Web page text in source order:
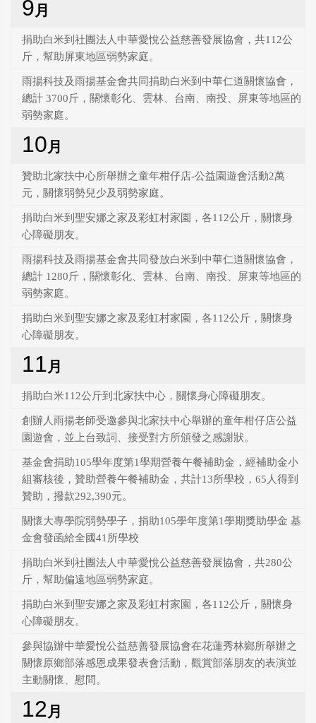
9月
捐助白米到社團法人中華愛悅公益慈善發展協會，共112公
斤，幫助屏東地區弱勢家庭。
雨揚科技及雨揚基金會共同捐助白米到中華仁道關懷協會，
總計 3700斤，關懷彰化、雲林、台南、南投、屏東等地區的
弱勢家庭。
10月
贊助北家扶中心所舉辦之童年柑仔店-公益園遊會活動2萬
元，關懷弱勢兒少及弱勢家庭。
捐助白米到聖安娜之家及彩虹村家園，各112公斤，關懷身
心障礙朋友。
雨揚科技及雨揚基金會共同發放白米到中華仁道關懷協會，
總計 1280斤，關懷彰化、雲林、台南、南投、屏東等地區的
弱勢家庭。
捐助白米到聖安娜之家及彩虹村家園，各112公斤，關懷身
心障礙朋友。
11月
捐助白米112公斤到北家扶中心，關懷身心障礙朋友。
創辦人雨揚老師受邀參與北家扶中心舉辦的童年柑仔店公益
園遊會，並上台致詞、接受對方所頒發之感謝狀。
基金會捐助105學年度第1學期營養午餐補助金，經補助金小
組審核後，贊助營養午餐補助金，共計13所學校，65人得到
贊助，撥款292,390元。
關懷大專學院弱勢學子，捐助105學年度第1學期獎助學金 基
金會發函給全國41所學校
捐助白米到社團法人中華愛悅公益慈善發展協會，共280公
斤，幫助偏遠地區弱勢家庭。
捐助白米到聖安娜之家及彩虹村家園，各112公斤，關懷身
心障礙朋友。
參與協辦中華愛悅公益慈善發展協會在花蓮秀林鄉所舉辦之
關懷原鄉部落感恩成果發表會活動，觀賞部落朋友的表演並
主動關懷、慰問。
12月